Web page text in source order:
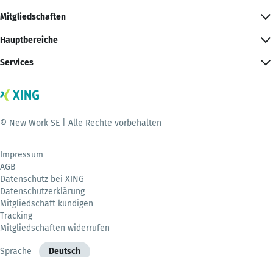
Mitgliedschaften
Hauptbereiche
Services
© New Work SE | Alle Rechte vorbehalten
Impressum
AGB
Datenschutz bei XING
Datenschutzerklärung
Mitgliedschaft kündigen
Tracking
Mitgliedschaften widerrufen
Sprache Deutsch